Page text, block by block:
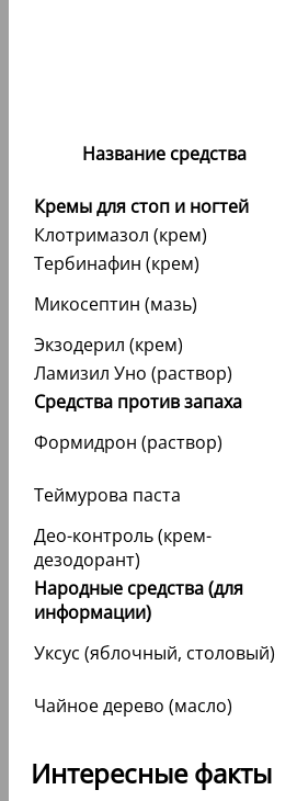
Название средства
Кремы для стоп и ногтей
Клотримазол (крем)
Тербинафин (крем)
Микосептин (мазь)
Экзодерил (крем)
Ламизил Уно (раствор)
Средства против запаха
Формидрон (раствор)
Теймурова паста
Део-контроль (крем-
дезодорант)
Народные средства (для
информации)
Уксус (яблочный, столовый)
Чайное дерево (масло)
Интересные факты